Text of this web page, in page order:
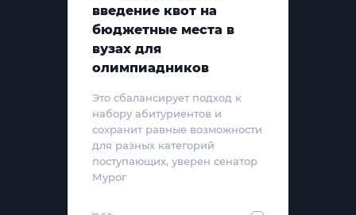
введение квот на
бюджетные места в
вузах для
олимпиадников
Это сбалансирует подход к
набору абитуриентов и
сохранит равные возможности
для разных категорий
поступающих, уверен сенатор
Мурог